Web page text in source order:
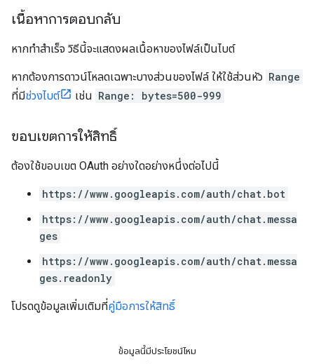
เนื้อหาการตอบกลับ
หากทำสำเร็จ วิธีนี้จะแสดงผลเนื้อหาของไฟล์เป็นไบต์
หากต้องการดาวน์โหลดเฉพาะบางส่วนของไฟล์ ให้ใช้ส่วนหัว Range
ที่มีช่วงไบต์ เช่น Range: bytes=500-999
ขอบเขตการให้สิทธิ์
ต้องใช้ขอบเขต OAuth อย่างใดอย่างหนึ่งต่อไปนี้
https://www.googleapis.com/auth/chat.bot
https://www.googleapis.com/auth/chat.messa
ges
https://www.googleapis.com/auth/chat.messa
ges.readonly
โปรดดูข้อมูลเพิ่มเติมที่คู่มือการให้สิทธิ์
ข้อมูลนี้มีประโยชน์ไหม